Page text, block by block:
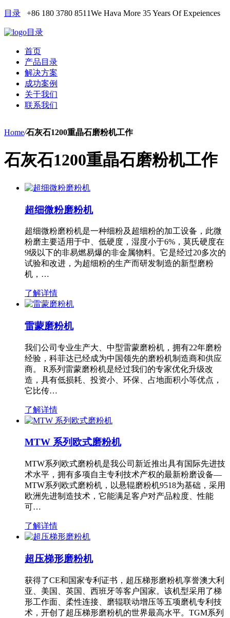
目录 +86 180 3780 8511We Hava More 35 Years Of Expeiences
目录
首页
产品目录
解决方案
成功案例
关于我们
联系我们
Home/石灰石1200重晶石磨粉机工作
石灰石1200重晶石磨粉机工作
超细微粉磨粉机
超细微粉磨粉机是一种细粉及超细粉的加工设备，此微
粉磨主要适用于中、低硬度，湿度小于6%，莫氏硬度在
9级以下的非易燃易爆的非金属物料。它是经过20多次的
试验和改进，为超细粉的生产而研发制造的新型磨粉
机，…
了解详情
雷蒙磨粉机
我们公司专业生产大、中型雷蒙磨粉机，拥有22年磨粉
经验，科菲达已经成为中国领先的磨粉机制造商和供应
商。 R系列雷蒙磨粉机是经过我们的专家优化升级改
造，具有低损耗、投资小、环保、占地面积小等优点，
它比传…
了解详情
MTW 系列欧式磨粉机
MTW系列欧式磨粉机是我公司新近推出具有国际先进技
术水平，拥有多项自主专利技术产权的最新粉磨设备—
MTW系列欧式磨粉机，以悬辊磨粉机9518为基础，采用
欧洲先进制造技术，它能满足客户对产品粒度、性能
可…
了解详情
超压梯形磨粉机
获得了CE和国家专利证书，超压梯形磨粉机享誉澳大利
亚、美国、英国、西班牙等客户国家。该机型采用了梯
形工作面、柔性连接、磨辊联动增压等五项磨机专利技
术，开创了超压梯形磨粉机的世界最高水平。TGM系列